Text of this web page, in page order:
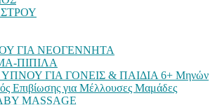
ΓΙΑ ΝΕΟΓΕΝΝΗΤΑ
ΠΙΠΙΛΑ
ΓΙΑ ΓΟΝΕΙΣ & ΠΑΙΔΙΑ 6+ Μηνών
Επιβίωσης για Μέλλουσες Μαμάδες
MASSAGE